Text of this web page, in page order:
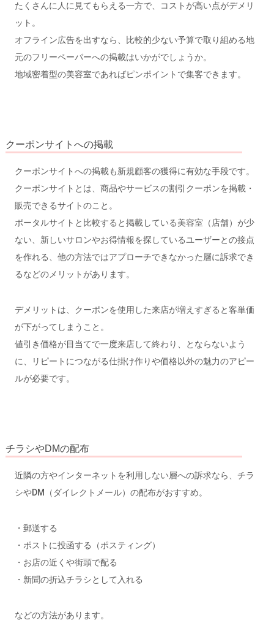
たくさんに人に見てもらえる一方で、コストが高い点がデメリ
ット。
オフライン広告を出すなら、比較的少ない予算で取り組める地
元のフリーペーパーへの掲載はいかがでしょうか。
地域密着型の美容室であればピンポイントで集客できます。
クーポンサイトへの掲載
クーポンサイトへの掲載も新規顧客の獲得に有効な手段です。
クーポンサイトとは、商品やサービスの割引クーポンを掲載・
販売できるサイトのこと。
ポータルサイトと比較すると掲載している美容室（店舗）が少
ない、新しいサロンやお得情報を探しているユーザーとの接点
を作れる、他の方法ではアプローチできなかった層に訴求でき
るなどのメリットがあります。
デメリットは、クーポンを使用した来店が増えすぎると客単価
が下がってしまうこと。
値引き価格が目当てで一度来店して終わり、とならないよう
に、リピートにつながる仕掛け作りや価格以外の魅力のアピー
ルが必要です。
チラシやDMの配布
近隣の方やインターネットを利用しない層への訴求なら、チラ
シやDM（ダイレクトメール）の配布がおすすめ。
・郵送する
・ポストに投函する（ポスティング）
・お店の近くや街頭で配る
・新聞の折込チラシとして入れる
などの方法があります。